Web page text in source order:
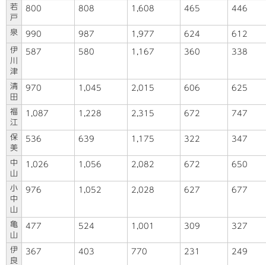
若
戸
800 808 1,608 465 446
泉 990 987 1,977 624 612
伊
川
津
587 580 1,167 360 338
清
田
970 1,045 2,015 606 625
福
江
1,087 1,228 2,315 672 747
保
美
536 639 1,175 322 347
中
山
1,026 1,056 2,082 672 650
小
中
山
976 1,052 2,028 627 677
亀
山
477 524 1,001 309 327
伊
良
367 403 770 231 249